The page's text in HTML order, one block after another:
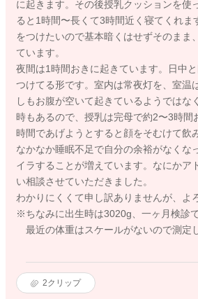
に起きます。その後授乳クッションを使
ると1時間〜長くて3時間近く寝てくれま
をつけたいので基本暗くはせずそのまま
ています。
夜間は1時間おきに起きています。日中
つけてる形です。室内は常夜灯を、室温
しもお腹が空いて起きているようではな
時もあるので、授乳は完母で約2〜3時間
時間であげようとすると顔をそむけて飲
なかなか睡眠不足で自分の余裕がなくな
イラすることが増えています。なにかア
い相談させていただきました。
わかりにくくて申し訳ありませんが、よ
※ちなみに出生時は3020g、一ヶ月検診
最近の体重はスケールがないので測定
2クリップ